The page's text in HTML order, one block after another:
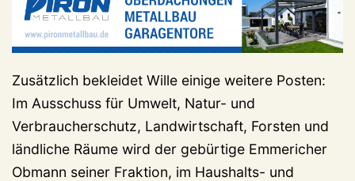
Zusätzlich bekleidet Wille einige weitere Posten:
Im Ausschuss für Umwelt, Natur- und
Verbraucherschutz, Landwirtschaft, Forsten und
ländliche Räume wird der gebürtige Emmericher
Obmann seiner Fraktion, im Haushalts- und